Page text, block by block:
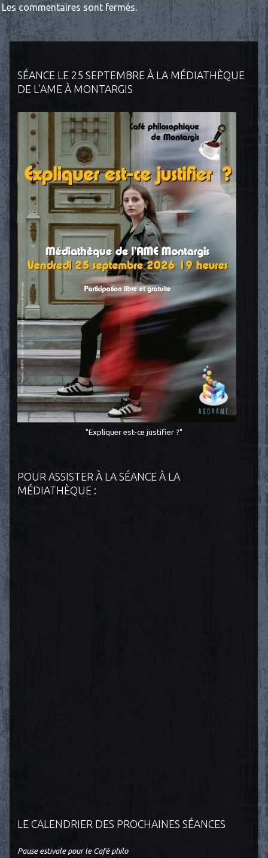
SÉANCE LE 25 SEPTEMBRE À LA MÉDIATHÈQUE
DE L'AME À MONTARGIS
"Expliquer est-ce justifier ?"
POUR ASSISTER À LA SÉANCE À LA
MÉDIATHÈQUE :
LE CALENDRIER DES PROCHAINES SÉANCES
Pause estivale pour le Café philo
Les commentaires sont fermés.